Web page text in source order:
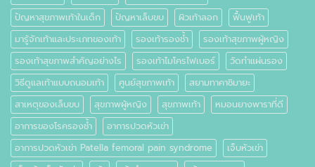
ปัญหาสุขภาพเท้าในเด็ก
ปัญหาเล็บขบ ผิวเท้าลอก
ฟื้นฟูเท้า
มารู้จักเท้าและประเภทของเท้า
รองเท้ารองช้ำ
รองเท้าสุขภาพผู้หญิง
รองเท้าสุขภาพสำคัญอย่างไร
รองเท้าไมโครไฟเบอร์
วัดทำแผ่นรอง
วิธีดูแลเท้าแบบถนอมเท้า
ศูนย์สุขภาพเท้า
สยามทาคาชิมายะ
สาเหตุของเล็บขบ
สุขภาพผู้หญิง สุขภาพเท้า
หมอนยางพาราที่ดี
อาการของโรครองช้ำ
อาการปวดหัวเข่า
อาการปวดหัวเข่า Patella femoral pain syndrome
เจ็บหัวเข่า